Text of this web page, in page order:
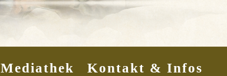
Mediathek Kontakt & Infos